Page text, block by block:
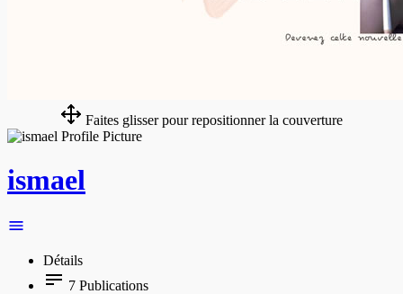
Faites glisser pour repositionner la couverture
ismael
Détails
7 Publications